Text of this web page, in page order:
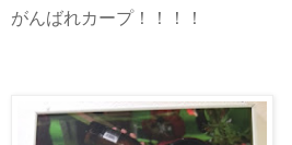
がんばれカープ！！！！